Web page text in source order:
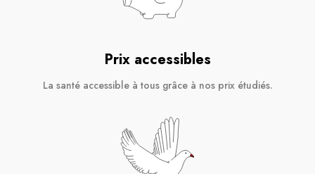
Prix accessibles
La santé accessible à tous grâce à nos prix étudiés.